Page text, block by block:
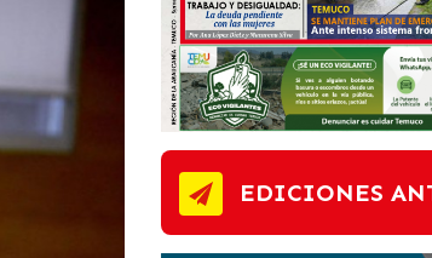
EDICIONES